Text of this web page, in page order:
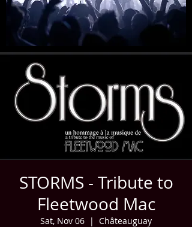
STORMS - Tribute to
Fleetwood Mac
Sat, Nov 06
  |
Châteauguay